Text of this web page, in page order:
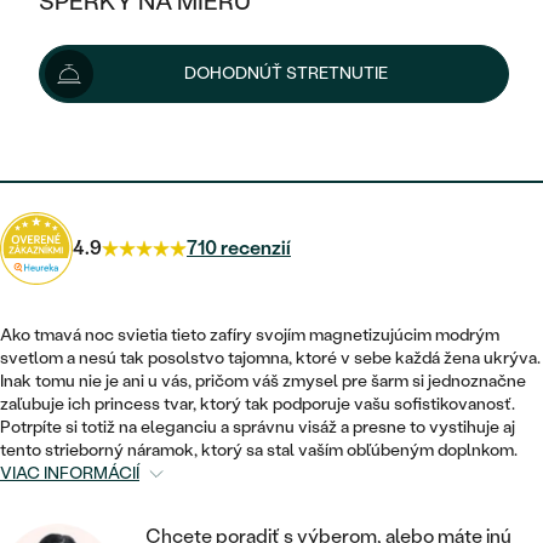
KOMBINOVANÉ ZLATO
PODĽA ŠTÝLU
ETERNITY
VINTAGE
NETRADIČNÉ
POSTRANNÉ DRAHOKAMY
HALO
VINTAGE
SET ZÁSNUBNÉHO PRSTEŇA A
NETRADIČNÉ
ZOSTAVTE SI PRSTEŇ
VÝPREDAJ
ŠPERKY ČO POMÁHAJÚ
PODĽA TYPU
NÁUŠNICE
PRSTENE
PRÍVESKY
NÁRAMKY
SETY
PÁNSKE ŠPERKY
PLATINOVÉ
NAPICHOVACIE
KRUHOVÉ
MINIMALISTICKÉ
VISIACE
SOLITÉR
ZLATÉ
STRIEBORNÉ
PODĽA ŠTÝLU
SOLITÉR
NARODENIE DIEŤAŤA
PERSONALIZOVANÉ
SO ZNAMENÍM ZVEROKRUHU
MINIMALISTICKÉ
VÝPREDAJ
ZLATÉ
STRIEBORNÉ
PODĽA ŠTÝLU
ETERNITY
MINIMALISTICKÉ
DOHODNÚŤ STRETNUTIE
195 €
Možnosti doručenia
4.9 710 recenzií
Ako tmavá noc svietia tieto zafíry svojím magnetizujúcim modrým
svetlom a nesú tak posolstvo tajomna, ktoré v sebe každá žena ukrýva.
Inak tomu nie je ani u vás, pričom váš zmysel pre šarm si jednoznačne
zaľubuje ich princess tvar, ktorý tak podporuje vašu sofistikovanosť.
Potrpíte si totiž na eleganciu a správnu visáž a presne to vystihuje aj
tento strieborný náramok, ktorý sa stal vaším obľúbeným doplnkom.
VIAC INFORMÁCIÍ
Chcete poradiť s výberom, alebo máte inú